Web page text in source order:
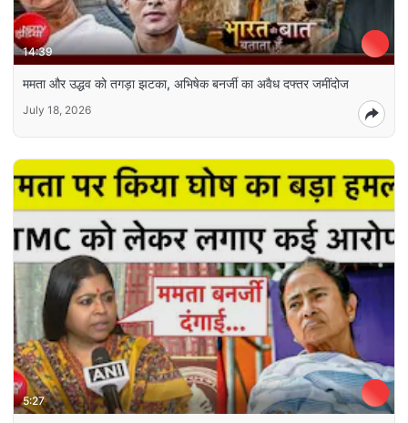
14:39
ममता और उद्धव को तगड़ा झटका, अभिषेक बनर्जी का अवैध दफ्तर जमींदोज
July 18, 2026
5:27